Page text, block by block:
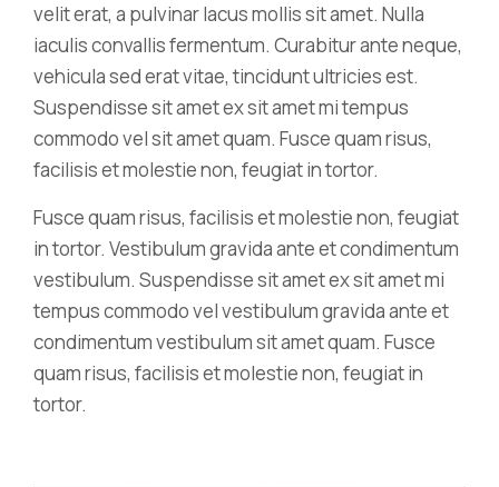
velit erat, a pulvinar lacus mollis sit amet. Nulla
iaculis convallis fermentum. Curabitur ante neque,
vehicula sed erat vitae, tincidunt ultricies est.
Suspendisse sit amet ex sit amet mi tempus
commodo vel sit amet quam. Fusce quam risus,
facilisis et molestie non, feugiat in tortor.
Fusce quam risus, facilisis et molestie non, feugiat
in tortor. Vestibulum gravida ante et condimentum
vestibulum. Suspendisse sit amet ex sit amet mi
tempus commodo vel vestibulum gravida ante et
condimentum vestibulum sit amet quam. Fusce
quam risus, facilisis et molestie non, feugiat in
tortor.